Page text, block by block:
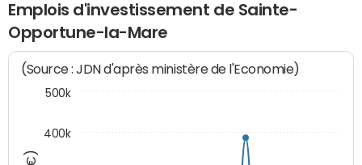
Emplois d'investissement de Sainte-
Opportune-la-Mare
(Source : JDN d'après ministère de l'Economie)
400k
500k